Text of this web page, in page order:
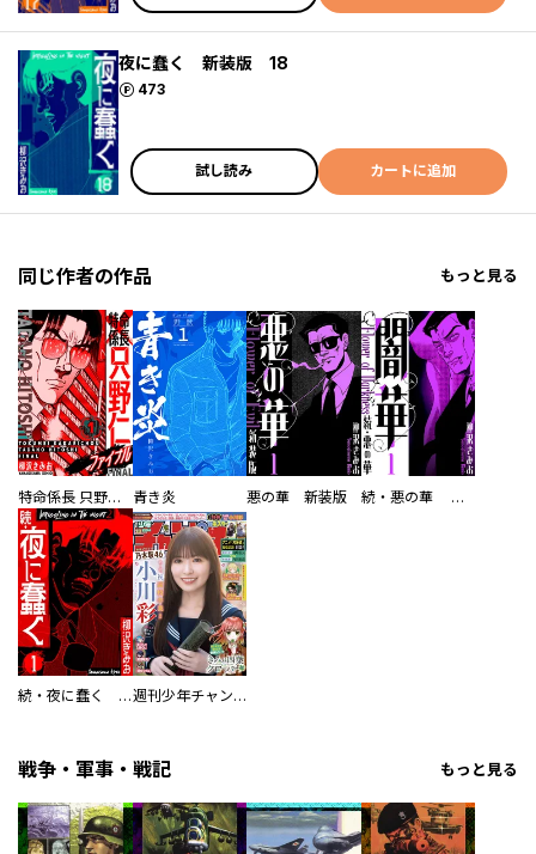
夜に蠢く 新装版 18
473
ポイント
試し読み カートに追加
同じ作者の作品 もっと見る
特命係長 只野仁ファイナル 愛蔵版 青き炎 悪の華 新装版 続・悪の華 闇華 新装版
続・夜に蠢く 新装版 週刊少年チャンピオン
戦争・軍事・戦記 もっと見る